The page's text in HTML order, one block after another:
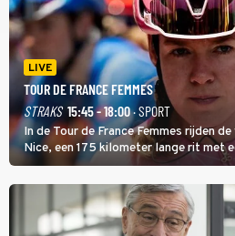
LIVE
TOUR DE FRANCE FEMMES
STRAKS 15:45 - 18:00· SPORT
In de Tour de France Femmes rijden
Nice, een 175 kilometer lange rit met
midden. Dat is mogelijk niet de
temperatuur. Het kan in Nice namelijk